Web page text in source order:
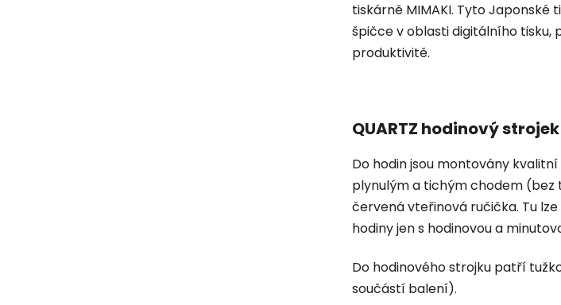
tiskárně MIMAKI. Tyto
špičce v oblasti digitálního tisku,
produktivitě.
QUARTZ hodinový strojek
Do hodin jsou montovány kvalitní
plynulým a tichým chodem (bez
červená vteřinová ručička. Tu
hodiny jen s hodinovou a
Do hodinového strojku patří
součástí balení).